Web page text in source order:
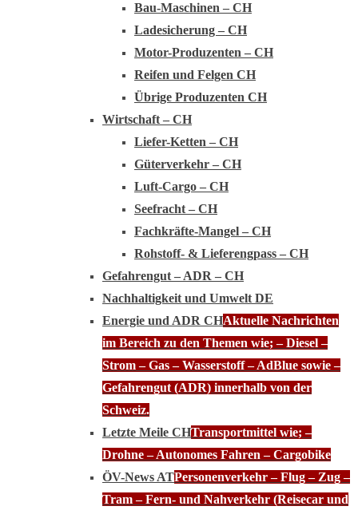
Bau-Maschinen – CH
Ladesicherung – CH
Motor-Produzenten – CH
Reifen und Felgen CH
Übrige Produzenten CH
Wirtschaft – CH
Liefer-Ketten – CH
Güterverkehr – CH
Luft-Cargo – CH
Seefracht – CH
Fachkräfte-Mangel – CH
Rohstoff- & Lieferengpass – CH
Gefahrengut – ADR – CH
Nachhaltigkeit und Umwelt DE
Energie und ADR CHAktuelle Nachrichten
im Bereich zu den Themen wie; – Diesel –
Strom – Gas – Wasserstoff – AdBlue sowie –
Gefahrengut (ADR) innerhalb von der
Schweiz.
Letzte Meile CHTransportmittel wie; –
Drohne – Autonomes Fahren – Cargobike
ÖV-News ATPersonenverkehr – Flug – Zug –
Tram – Fern- und Nahverkehr (Reisecar und